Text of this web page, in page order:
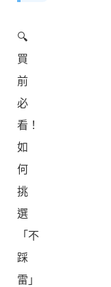
🔍
買
前
必
看！
如
何
挑
選
「不
踩
雷」